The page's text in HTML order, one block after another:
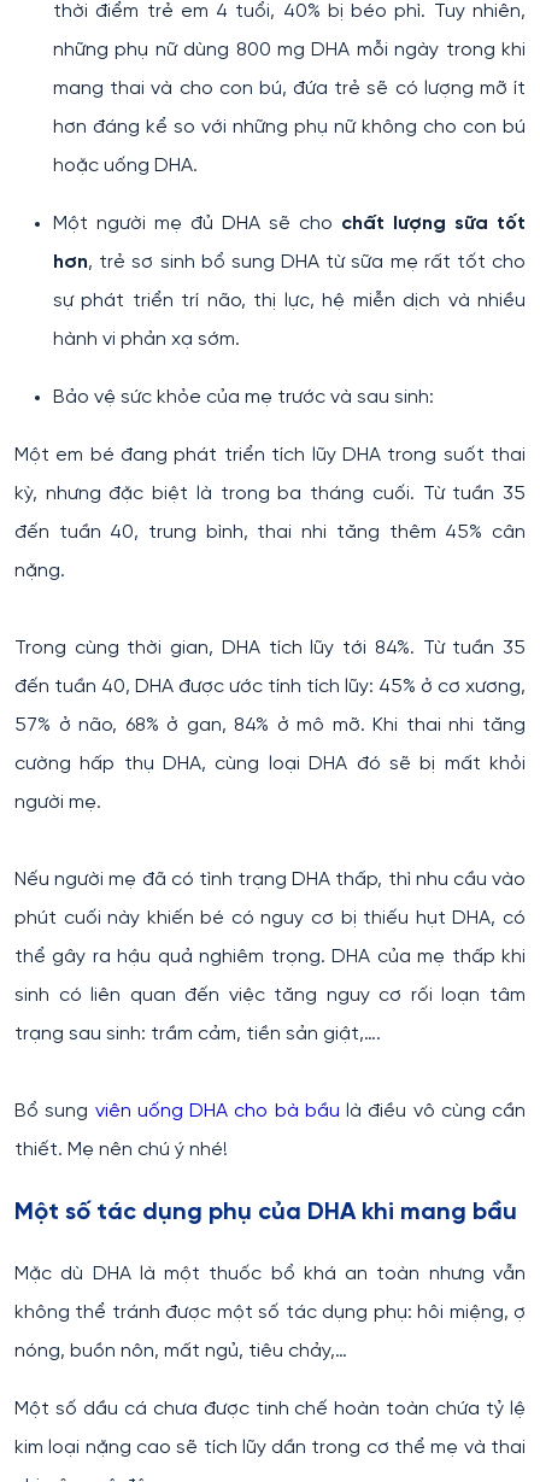
thời điểm trẻ em 4 tuổi, 40% bị béo phì. Tuy nhiên,
những phụ nữ dùng 800 mg DHA mỗi ngày trong khi
mang thai và cho con bú, đứa trẻ sẽ có lượng mỡ ít
hơn đáng kể so với những phụ nữ không cho con bú
hoặc uống DHA.
Một người mẹ đủ DHA sẽ cho chất lượng sữa tốt
hơn, trẻ sơ sinh bổ sung DHA từ sữa mẹ rất tốt cho
sự phát triển trí não, thị lực, hệ miễn dịch và nhiều
hành vi phản xạ sớm.
Bảo vệ sức khỏe của mẹ trước và sau sinh:
Một em bé đang phát triển tích lũy DHA trong suốt thai
kỳ, nhưng đặc biệt là trong ba tháng cuối. Từ tuần 35
đến tuần 40, trung bình, thai nhi tăng thêm 45% cân
nặng.
Trong cùng thời gian, DHA tích lũy tới 84%. Từ tuần 35
đến tuần 40, DHA được ước tính tích lũy: 45% ở cơ xương,
57% ở não, 68% ở gan, 84% ở mô mỡ. Khi thai nhi tăng
cường hấp thụ DHA, cùng loại DHA đó sẽ bị mất khỏi
người mẹ.
Nếu người mẹ đã có tình trạng DHA thấp, thì nhu cầu vào
phút cuối này khiến bé có nguy cơ bị thiếu hụt DHA, có
thể gây ra hậu quả nghiêm trọng. DHA của mẹ thấp khi
sinh có liên quan đến việc tăng nguy cơ rối loạn tâm
trạng sau sinh: trầm cảm, tiền sản giật,….
Bổ sung viên uống DHA cho bà bầu là điều vô cùng cần
thiết. Mẹ nên chú ý nhé!
Một số tác dụng phụ của DHA khi mang bầu
Mặc dù DHA là một thuốc bổ khá an toàn nhưng vẫn
không thể tránh được một số tác dụng phụ: hôi miệng, ợ
nóng, buồn nôn, mất ngủ, tiêu chảy,…
Một số dầu cá chưa được tinh chế hoàn toàn chứa tỷ lệ
kim loại nặng cao sẽ tích lũy dần trong cơ thể mẹ và thai